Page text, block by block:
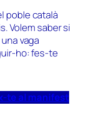
poble català
Volem saber si
vaga
ho: fes-te
te al manifest